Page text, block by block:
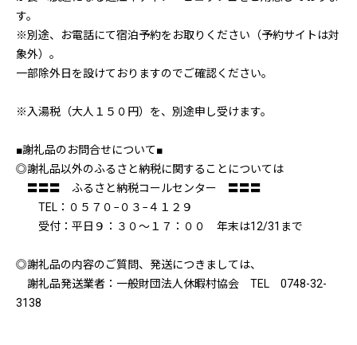
す。
※別途、お電話にて宿泊予約をお取りください（予約サイトは対
象外）。
一部除外日を設けておりますのでご確認ください。
※入湯税（大人１５０円）を、別途申し受けます。
■謝礼品のお問合せについて■
◎謝礼品以外のふるさと納税に関することについては
〓〓〓 ふるさと納税コールセンター 〓〓〓
TEL：０５７０−０３−４１２９
受付：平日９：３０～１７：００ 年末は12/31まで
◎謝礼品の内容のご質問、発送につきましては、
謝礼品発送業者：一般財団法人休暇村協会 TEL 0748-32-
3138